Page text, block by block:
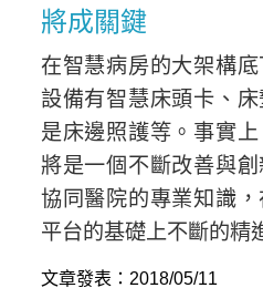
將成關鍵
在智慧病房的大架構
設備有智慧床頭卡、
是床邊照護等。事實
將是一個不斷改善與
協同醫院的專業知識
平台的基礎上不斷的精
文章發表：2018/05/11